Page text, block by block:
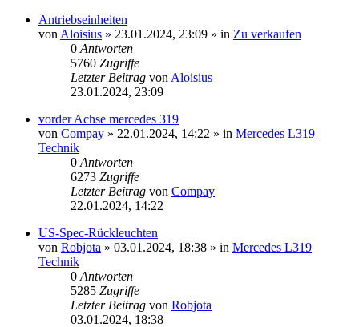
Antriebseinheiten
von Aloisius » 23.01.2024, 23:09 » in Zu verkaufen
0 Antworten
5760 Zugriffe
Letzter Beitrag von Aloisius
23.01.2024, 23:09
vorder Achse mercedes 319
von Compay » 22.01.2024, 14:22 » in Mercedes L319
Technik
0 Antworten
6273 Zugriffe
Letzter Beitrag von Compay
22.01.2024, 14:22
US-Spec-Rückleuchten
von Robjota » 03.01.2024, 18:38 » in Mercedes L319
Technik
0 Antworten
5285 Zugriffe
Letzter Beitrag von Robjota
03.01.2024, 18:38